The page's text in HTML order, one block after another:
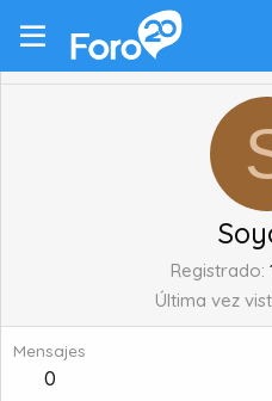
Registrado
Última vez
Mensajes
0